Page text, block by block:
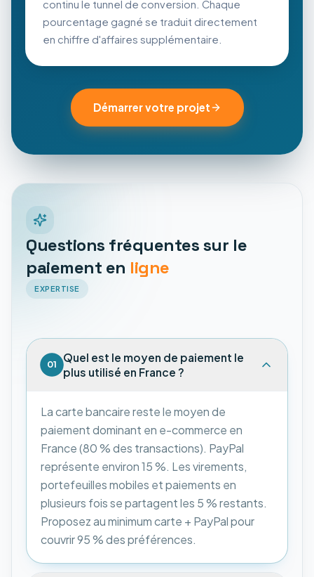
continu le tunnel de conversion. Chaque
pourcentage gagné se traduit directement
en chiffre d'affaires supplémentaire.
Démarrer votre projet
Questions fréquentes sur le
paiement en ligne
EXPERTISE
01
Quel est le moyen de paiement le
plus utilisé en France ?
La carte bancaire reste le moyen de
paiement dominant en e-commerce en
France (80 % des transactions). PayPal
représente environ 15 %. Les virements,
portefeuilles mobiles et paiements en
plusieurs fois se partagent les 5 % restants.
Proposez au minimum carte + PayPal pour
couvrir 95 % des préférences.